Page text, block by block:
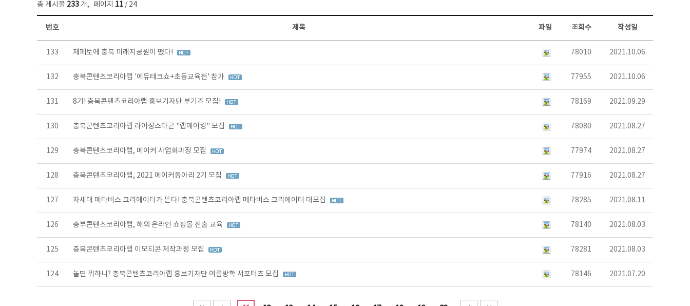
총 게시물 233 개, 페이지 11 / 24
보도자료 목록 - 번호, 제목, 작성자, 파일, 조회수, 작성일 정보 제공
번호 제목 파일 조회수 작성일
133 제페토에 충북 미래지공원이 떴다! 78010 2021.10.06
132 충북콘텐츠코리아랩 '에듀테크쇼+초등교육전' 참가 77955 2021.10.06
131 8기! 충북콘텐츠코리아랩 홍보기자단 부기즈 모집! 78169 2021.09.29
130 충북콘텐츠코리아랩 라이징스타콘 "랩메이킹" 모집 78080 2021.08.27
129 충북콘텐츠코리아랩, 메이커 사업화과정 모집 77974 2021.08.27
128 충북콘텐츠코리아랩, 2021 메이커동아리 2기 모집 77916 2021.08.27
127 차세대 메타버스 크리에이터가 뜬다! 충북콘텐츠코리아랩 메타버스 크리에이터 대모집 78285 2021.08.11
126 충부콘텐츠코리아랩, 해외 온라인 쇼핑몰 진출 교육 78140 2021.08.03
125 충북콘텐츠코리아랩 이모티콘 제작과정 모집 78281 2021.08.03
124 놀면 뭐하니? 충북콘텐츠코리아랩 홍보기자단 여름방학 서포터즈 모집 78146 2021.07.20